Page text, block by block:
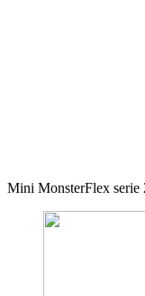
Mini MonsterFlex serie